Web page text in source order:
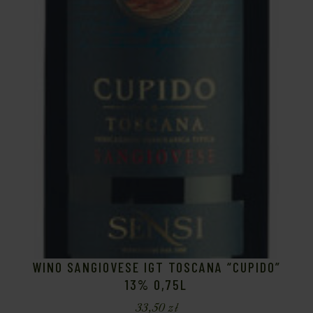
WINO SANGIOVESE IGT TOSCANA “CUPIDO”
13% 0,75L
33,50zł